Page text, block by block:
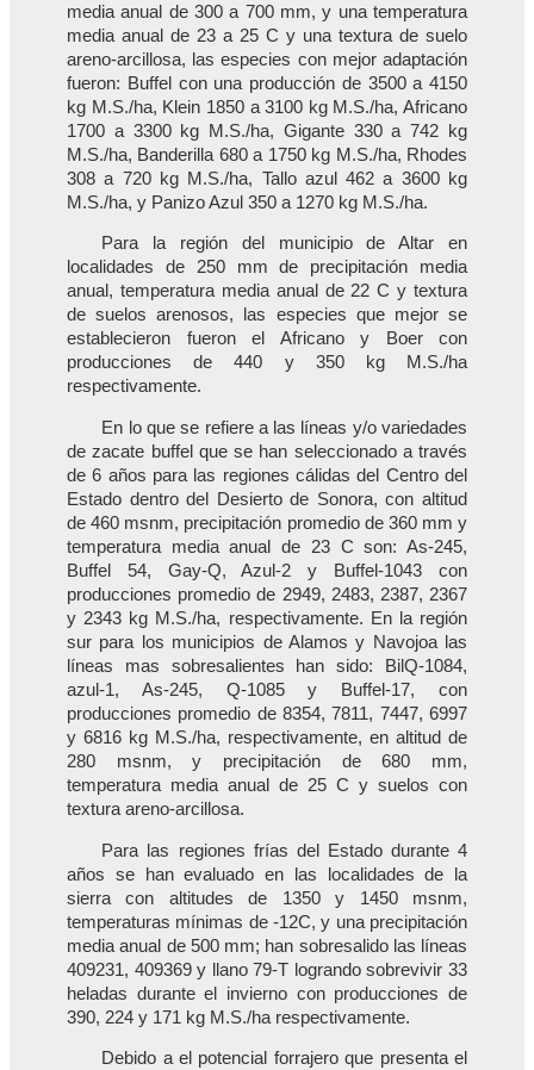
media anual de 300 a 700 mm, y una temperatura
media anual de 23 a 25 C y una textura de suelo
areno-arcillosa, las especies con mejor adaptación
fueron: Buffel con una producción de 3500 a 4150
kg M.S./ha, Klein 1850 a 3100 kg M.S./ha, Africano
1700 a 3300 kg M.S./ha, Gigante 330 a 742 kg
M.S./ha, Banderilla 680 a 1750 kg M.S./ha, Rhodes
308 a 720 kg M.S./ha, Tallo azul 462 a 3600 kg
M.S./ha, y Panizo Azul 350 a 1270 kg M.S./ha.
Para la región del municipio de Altar en
localidades de 250 mm de precipitación media
anual, temperatura media anual de 22 C y textura
de suelos arenosos, las especies que mejor se
establecieron fueron el Africano y Boer con
producciones de 440 y 350 kg M.S./ha
respectivamente.
En lo que se refiere a las líneas y/o variedades
de zacate buffel que se han seleccionado a través
de 6 años para las regiones cálidas del Centro del
Estado dentro del Desierto de Sonora, con altitud
de 460 msnm, precipitación promedio de 360 mm y
temperatura media anual de 23 C son: As-245,
Buffel 54, Gay-Q, Azul-2 y Buffel-1043 con
producciones promedio de 2949, 2483, 2387, 2367
y 2343 kg M.S./ha, respectivamente. En la región
sur para los municipios de Alamos y Navojoa las
líneas mas sobresalientes han sido: BilQ-1084,
azul-1, As-245, Q-1085 y Buffel-17, con
producciones promedio de 8354, 7811, 7447, 6997
y 6816 kg M.S./ha, respectivamente, en altitud de
280 msnm, y precipitación de 680 mm,
temperatura media anual de 25 C y suelos con
textura areno-arcillosa.
Para las regiones frías del Estado durante 4
años se han evaluado en las localidades de la
sierra con altitudes de 1350 y 1450 msnm,
temperaturas mínimas de -12C, y una precipitación
media anual de 500 mm; han sobresalido las líneas
409231, 409369 y llano 79-T logrando sobrevivir 33
heladas durante el invierno con producciones de
390, 224 y 171 kg M.S./ha respectivamente.
Debido a el potencial forrajero que presenta el